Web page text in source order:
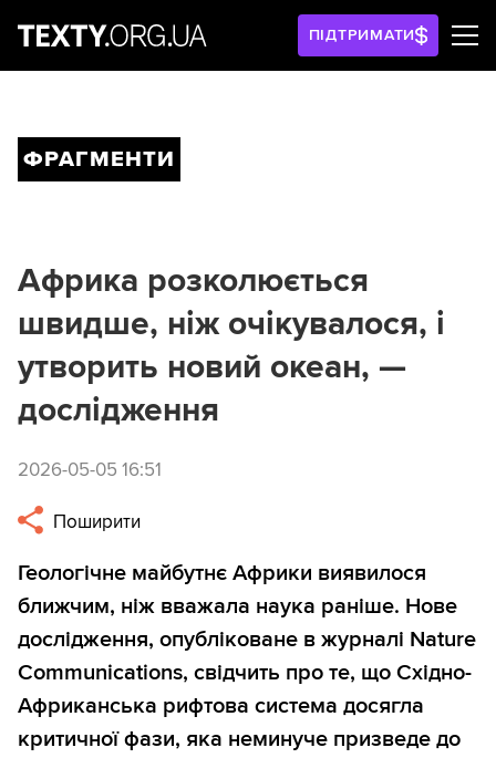
ПІДТРИМАТИ
ФРАГМЕНТИ
Африка розколюється
швидше, ніж очікувалося, і
утворить новий океан, —
дослідження
2026-05-05 16:51
Поширити
Геологічне майбутнє Африки виявилося
ближчим, ніж вважала наука раніше. Нове
дослідження, опубліковане в журналі Nature
Communications, свідчить про те, що Східно-
Африканська рифтова система досягла
критичної фази, яка неминуче призведе до